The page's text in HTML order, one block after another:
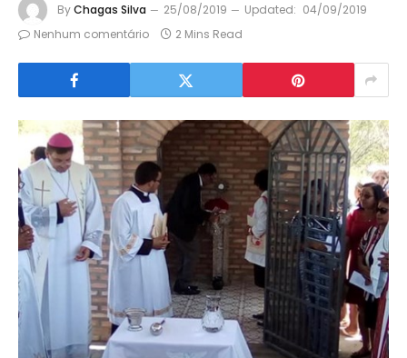
ByChagas Silva 25/08/2019 Updated: 04/09/2019
Nenhum comentário
2 Mins Read